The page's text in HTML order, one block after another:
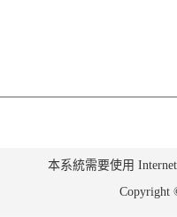
本系統需要使用
Copyright